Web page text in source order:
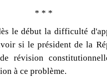
* * *
le début la difficulté
si le président de la
révision
à ce problème.